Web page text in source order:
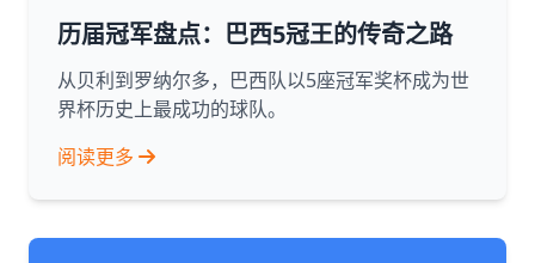
历届冠军盘点：巴西5冠王的传奇之路
从贝利到罗纳尔多，巴西队以5座冠军奖杯成为世
界杯历史上最成功的球队。
阅读更多